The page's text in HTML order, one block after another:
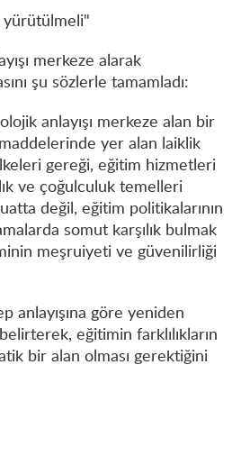
yürütülmeli"
merkeze alarak
şu sözlerle tamamladı:
anlayışı merkeze alan bir
yer alan laiklik
gereği, eğitim hizmetleri
ve çoğulculuk temelleri
değil, eğitim politikalarının
somut karşılık bulmak
meşruiyeti ve güvenilirliği
anlayışına göre yeniden
eğitimin farklılıkların
bir alan olması gerektiğini